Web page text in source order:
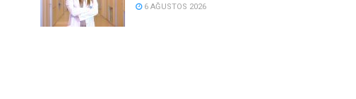
6 AĞUSTOS 2026